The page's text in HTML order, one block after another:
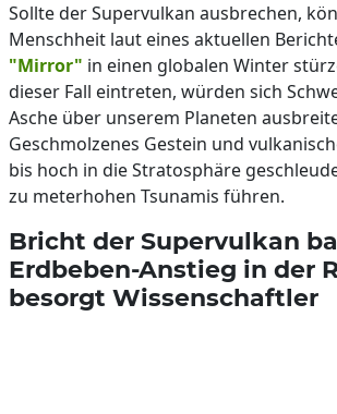
Sollte der Supervulkan ausbrechen,
Menschheit laut eines aktuellen
"Mirror" in einen globalen Winter
dieser Fall eintreten, würden sich
Asche über unserem Planeten
Geschmolzenes Gestein und
bis hoch in die Stratosphäre
zu meterhohen Tsunamis führen.
Bricht der Supervulkan
Erdbeben-Anstieg in der
besorgt Wissenschaftler